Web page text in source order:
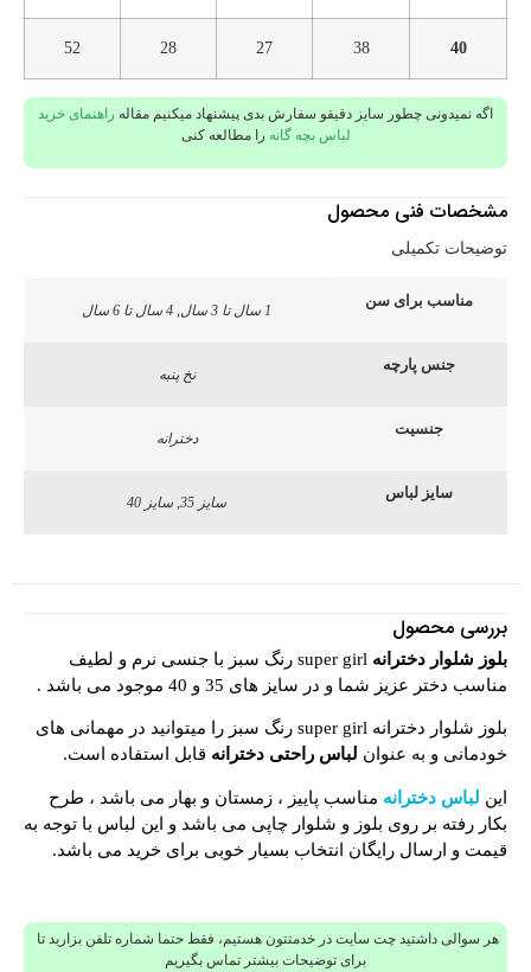
40
38
27
28
52
اگه نمیدونی چطور سایز دقیقو سفارش بدی پیشنهاد میکنیم مقاله راهنمای خرید
لباس بچه گانه را مطالعه کنی
مشخصات فنی محصول
توضیحات تکمیلی
مناسب برای سن
1 سال تا 3 سال, 4 سال تا 6 سال
جنس پارچه
نخ پنبه
جنسیت
دخترانه
سایز لباس
سایز 35, سایز 40
بررسی محصول
بلوز شلوار دخترانه
super girl رنگ سبز با جنسی نرم و لطیف
مناسب دختر عزیز شما و در سایز های 35 و 40 موجود می باشد .
بلوز شلوار دخترانه super girl رنگ سبز را میتوانید در مهمانی های
خودمانی و به عنوان لباس راحتی دخترانه قابل استفاده است.
این لباس دخترانه مناسب پاییز ، زمستان و بهار می باشد ، طرح
بکار رفته بر روی بلوز و شلوار چاپی می باشد و این لباس با توجه به
قیمت و ارسال رایگان انتخاب بسیار خوبی برای خرید می باشد.
هر سوالی داشتید چت سایت در خدمتتون هستیم، فقط حتما شماره تلفن بزارید تا
برای توضیحات بیشتر تماس بگیریم